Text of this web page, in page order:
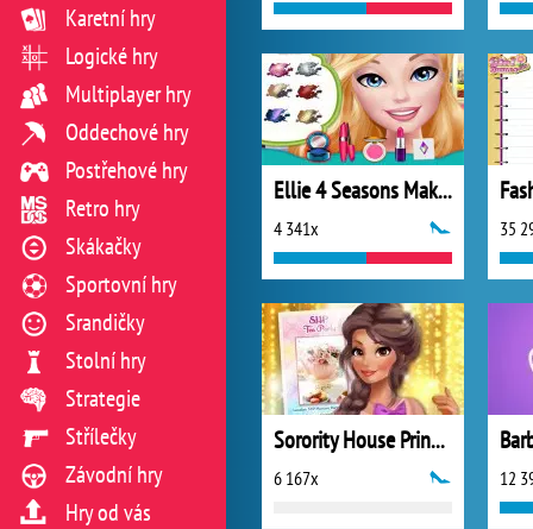
Ellie 4 Seasons Makeup
4 341x 35
Sorority House Princesses
6 167x 12
Karetní hry
Logické hry
Multiplayer hry
Oddechové hry
Postřehové hry
Retro hry
Skákačky
Sportovní hry
Srandičky
Stolní hry
Strategie
Střílečky
Závodní hry
Hry od vás